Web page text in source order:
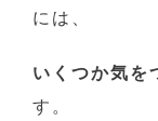
には、
いくつか気を
す。